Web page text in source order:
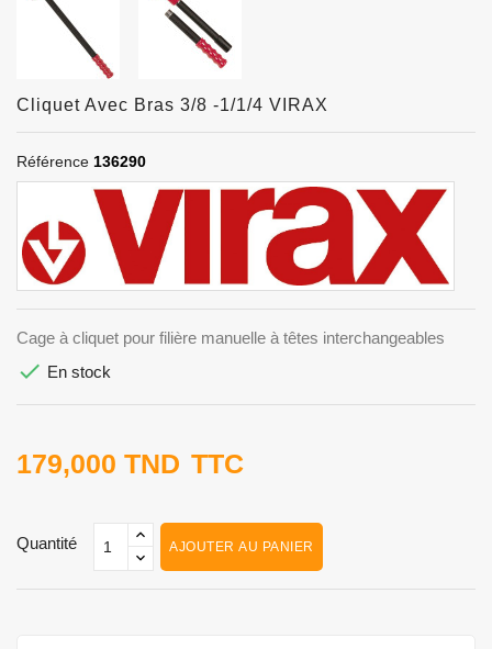
Cliquet Avec Bras 3/8 -1/1/4 VIRAX
Référence 136290
Cage à cliquet pour filière manuelle à têtes interchangeables
 En stock
179,000 TND TTC
Quantité AJOUTER AU PANIER